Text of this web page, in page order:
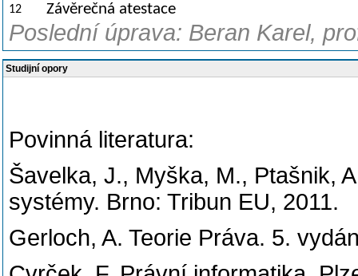
12 Závěrečná atestace
Poslední úprava: Beran Karel,
Studijní opory
Povinná literatura:
Šavelka, J., Myška, M., Ptašnik,
systémy. Brno: Tribun EU, 2011.
Gerloch, A. Teorie Práva. 5.